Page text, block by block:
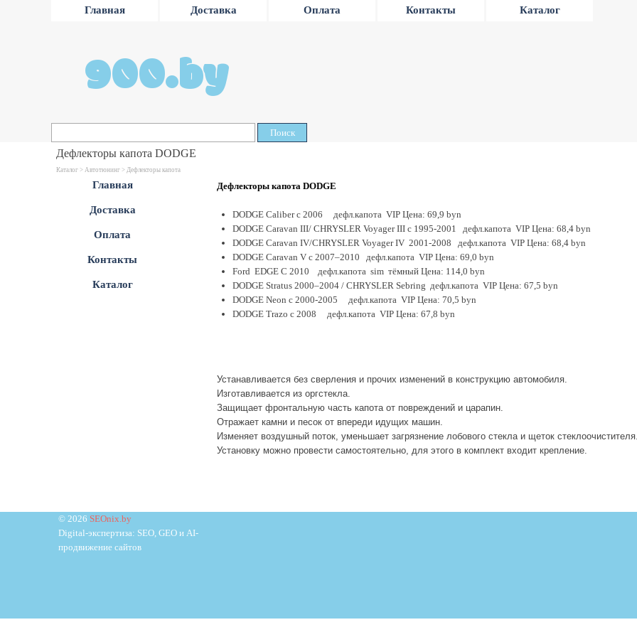
Главная Доставка Оплата Контакты Каталог
900.by
Поиск
Дефлекторы капота DODGE
Каталог >Автотюнинг > Дефлекторы капота
Главная
Доставка
Оплата
Контакты
Каталог
Дефлекторыкапота DODGE
DODGE Caliber с 2006 дефл.капота VIP Цена: 69,9 byn
DODGE Caravan III/ CHRYSLER Voyager III с 1995-2001 дефл.капота VIP Цена: 68,4 byn
DODGE Caravan IV/CHRYSLER Voyager IV 2001-2008 дефл.капота VIP Цена: 68,4 byn
DODGE Caravan V c 2007–2010 дефл.капота VIP Цена: 69,0 byn
Ford EDGE С 2010 дефл.капота sim тёмный Цена: 114,0 byn
DODGE Stratus 2000–2004 / CHRYSLER Sebring дефл.капота VIP Цена: 67,5 byn
DODGE Neon с 2000-2005 дефл.капота VIP Цена: 70,5 byn
DODGE Trazo с 2008 дефл.капота VIP Цена: 67,8 byn
Устанавливается без сверления и прочих изменений в конструкцию автомобиля.
Изготавливается из оргстекла.
Защищает фронтальную часть капота от повреждений и царапин.
Отражает камни и песок от впереди идущих машин.
Изменяет воздушный поток, уменьшает загрязнение лобового стекла и щеток
Установку можно провести самостоятельно, для этого в комплект входит крепление.
© 2026 SEOnix.by
Digital-экспертиза: SEO, GEO и AI-
продвижение сайтов